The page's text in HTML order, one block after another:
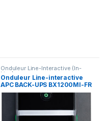
Onduleur Line-Interactive (In-
Line)
Onduleur Line-interactive
APC BACK-UPS BX1200MI-FR
– 650 W/ 1200VA – 4 prises